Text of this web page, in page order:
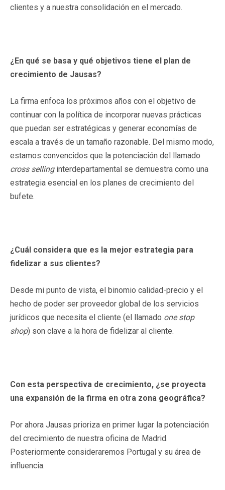
clientes y a nuestra consolidación en el mercado.
¿En qué se basa y qué objetivos tiene el plan de
crecimiento de Jausas?
La firma enfoca los próximos años con el objetivo de
continuar con la política de incorporar nuevas prácticas
que puedan ser estratégicas y generar economías de
escala a través de un tamaño razonable. Del mismo modo,
estamos convencidos que la potenciación del llamado
cross sellinginterdepartamental se demuestra como una
estrategia esencial en los planes de crecimiento del
bufete.
¿Cuál considera que es la mejor estrategia para
fidelizar a sus clientes?
Desde mi punto de vista, el binomio calidad-precio y el
hecho de poder ser proveedor global de los servicios
jurídicos que necesita el cliente (el llamado one stop
shop) son clave a la hora de fidelizar al cliente.
Con esta perspectiva de crecimiento, ¿se proyecta
una expansión de la firma en otra zona geográfica?
Por ahora Jausas prioriza en primer lugar la potenciación
del crecimiento de nuestra oficina de Madrid.
Posteriormente consideraremos Portugal y su área de
influencia.